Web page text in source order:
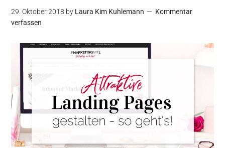
29. Oktober 2018 by Laura Kim Kuhlemann
Kommentar
verfassen